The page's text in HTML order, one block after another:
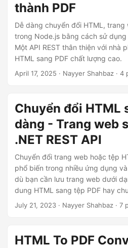
thành PDF
Dễ dàng chuyển đổi HTML, trang
trong Node.js bằng cách sử dụng
Một API REST thân thiện với nhà
HTML sang PDF chất lượng cao.
April 17, 2025 · Nayyer Shahbaz · 4
Chuyển đổi HTML
dàng - Trang web
.NET REST API
Chuyển đổi trang web hoặc tệp
phổ biến trong nhiều ứng dụng
dù bạn cần lưu trang web dưới
dung HTML sang tệp PDF hay
PDF, Aspose.PDF Cloud SDK
PDF bằng .NET REST API.
July 21, 2023 · Nayyer Shahbaz · 7
HTML To PDF